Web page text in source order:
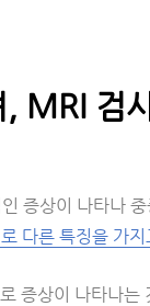
MRI 검
증상이 나타나
다른 특징을 가
증상이 나타나